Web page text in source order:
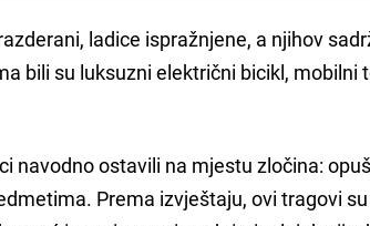
ladice ispražnjene, a njihov
bili su luksuzni električni bicikl, mobilni
navodno ostavili na mjestu zločina:
Prema izvještaju, ovi tragovi